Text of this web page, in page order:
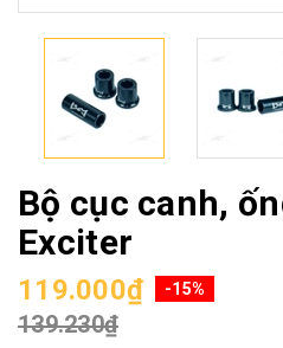
Bộ cục canh,
Exciter
119.000₫ -15%
139.230₫